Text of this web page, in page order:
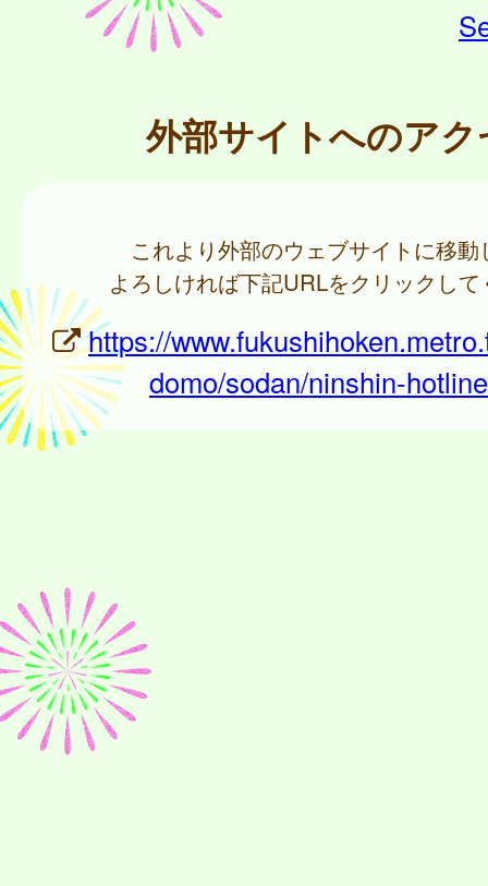
外部サイトへのア
これより外部のウェブサイトに移動
よろしければ下記URLをクリックし
https://
domo/sodan/ninshin-